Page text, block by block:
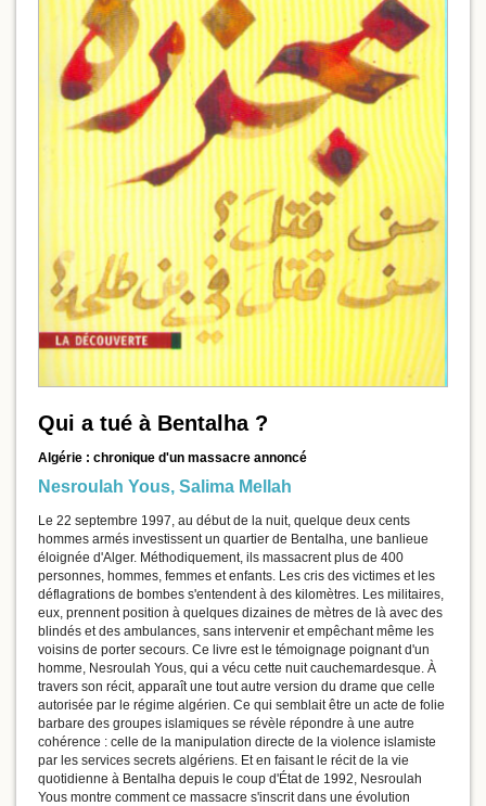
Qui a tué à Bentalha ?
Algérie : chronique d'un massacre annoncé
Nesroulah Yous, Salima Mellah
Le 22 septembre 1997, au début de la nuit, quelque deux cents
hommes armés investissent un quartier de Bentalha, une banlieue
éloignée d'Alger. Méthodiquement, ils massacrent plus de 400
personnes, hommes, femmes et enfants. Les cris des victimes et les
déflagrations de bombes s'entendent à des kilomètres. Les militaires,
eux, prennent position à quelques dizaines de mètres de là avec des
blindés et des ambulances, sans intervenir et empêchant même les
voisins de porter secours. Ce livre est le témoignage poignant d'un
homme, Nesroulah Yous, qui a vécu cette nuit cauchemardesque. À
travers son récit, apparaît une tout autre version du drame que celle
autorisée par le régime algérien. Ce qui semblait être un acte de folie
barbare des groupes islamiques se révèle répondre à une autre
cohérence : celle de la manipulation directe de la violence islamiste
par les services secrets algériens. Et en faisant le récit de la vie
quotidienne à Bentalha depuis le coup d'État de 1992, Nesroulah
Yous montre comment ce massacre s'inscrit dans une évolution